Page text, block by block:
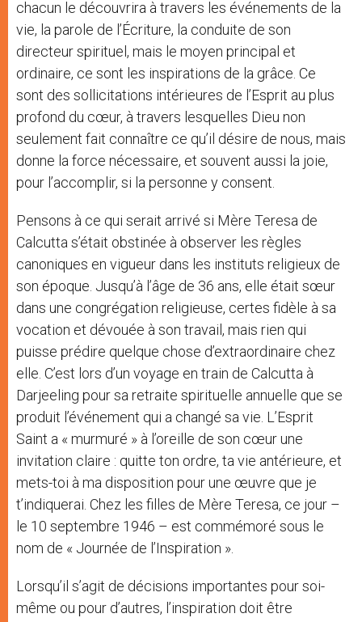
chacun le découvrira à travers les événements de la
vie, la parole de l’Écriture, la conduite de son
directeur spirituel, mais le moyen principal et
ordinaire, ce sont les inspirations de la grâce. Ce
sont des sollicitations intérieures de l’Esprit au plus
profond du cœur, à travers lesquelles Dieu non
seulement fait connaître ce qu’il désire de nous, mais
donne la force nécessaire, et souvent aussi la joie,
pour l’accomplir, si la personne y consent.
Pensons à ce qui serait arrivé si Mère Teresa de
Calcutta s’était obstinée à observer les règles
canoniques en vigueur dans les instituts religieux de
son époque. Jusqu’à l’âge de 36 ans, elle était sœur
dans une congrégation religieuse, certes fidèle à sa
vocation et dévouée à son travail, mais rien qui
puisse prédire quelque chose d’extraordinaire chez
elle. C’est lors d’un voyage en train de Calcutta à
Darjeeling pour sa retraite spirituelle annuelle que se
produit l’événement qui a changé sa vie. L’Esprit
Saint a « murmuré » à l’oreille de son cœur une
invitation claire : quitte ton ordre, ta vie antérieure, et
mets-toi à ma disposition pour une œuvre que je
t’indiquerai. Chez les filles de Mère Teresa, ce jour –
le 10 septembre 1946 – est commémoré sous le
nom de « Journée de l’Inspiration ».
Lorsqu’il s’agit de décisions importantes pour soi-
même ou pour d’autres, l’inspiration doit être